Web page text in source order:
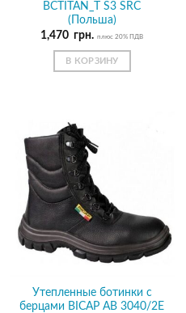
BCTITAN_T S3 SRC
(Польша)
1,470 грн. плюс 20% ПДВ
В КОРЗИНУ
Утепленные ботинки с
берцами BICAP AB 3040/2E